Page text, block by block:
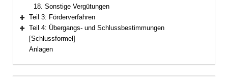
18. Sonstige Vergütungen
Bereich erweitern
Teil 3: Förderverfahren
Bereich erweitern
Teil 4: Übergangs- und Schlussbestimmungen
[Schlussformel]
Anlagen